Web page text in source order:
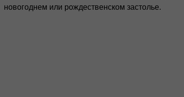
новогоднем или рождественском застолье.